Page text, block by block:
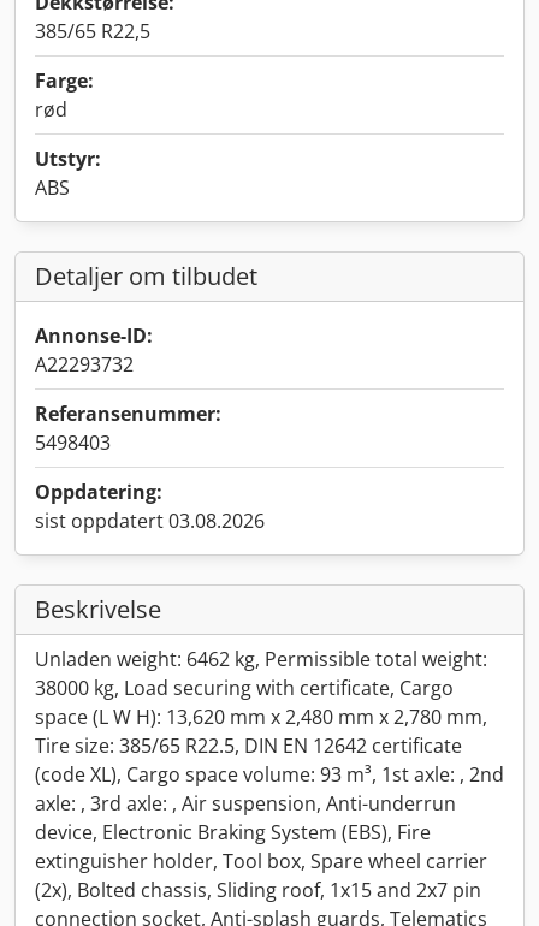
385/65 R22,5
Farge:
rød
Utstyr:
ABS
Detaljer om tilbudet
Annonse-ID:
A22293732
Referansenummer:
5498403
Oppdatering:
sist oppdatert 03.08.2026
Beskrivelse
Unladen weight: 6462 kg, Permissible total weight:
38000 kg, Load securing with certificate, Cargo
space (L W H): 13,620 mm x 2,480 mm x 2,780 mm,
Tire size: 385/65 R22.5, DIN EN 12642 certificate
(code XL), Cargo space volume: 93 m³, 1st axle: , 2nd
axle: , 3rd axle: , Air suspension, Anti-underrun
device, Electronic Braking System (EBS), Fire
extinguisher holder, Tool box, Spare wheel carrier
(2x), Bolted chassis, Sliding roof, 1x15 and 2x7 pin
connection socket, Anti-splash guards, Telematics